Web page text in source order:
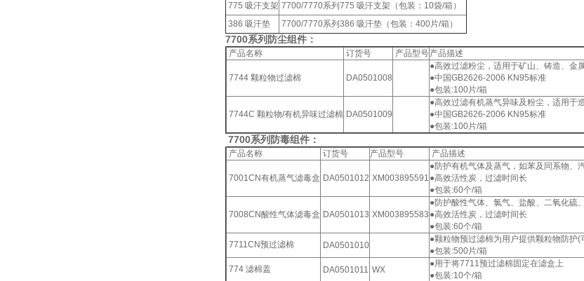
775 吸汗支架 7700/7770系列775 吸汗支架（包装：10袋/箱）
386 吸汗垫
7700/7770系列386 吸汗垫（包装：400片/箱）
7700系列防尘组件：
产品名称 订货号 产品型号产品描述
7744 颗粒物过滤棉 DA0501008
●高效过滤粉尘，适用于矿山、铸造、金
●中国GB2626-2006 KN95标准
●包装:100片/箱
7744C 颗粒物/有机异味过滤棉 DA0501009
●高效过滤有机蒸气异味及粉尘，适用于
●中国GB2626-2006 KN95标准
●包装:100片/箱
7700系列防毒组件：
产品名称 订货号 产品型号 产品描述
7001CN有机蒸气滤毒盒 DA0501012 XM003895591
●防护有机气体及蒸气，如苯及同系物、
●高效活性炭，过滤时间长
●包装:60个/箱
7008CN酸性气体滤毒盒 DA0501013 XM003895583
●防护酸性气体、氯气、盐酸、二氧化硫
●高效活性炭，过滤时间长
●包装:60个/箱
7711CN预过滤棉
DA0501010
●颗粒物预过滤棉为用户提供颗粒物防护
●包装:500片/箱
774 滤棉盖
DA0501011 WX
●用于将7711预过滤棉固定在滤盒上
●包装:10个/箱